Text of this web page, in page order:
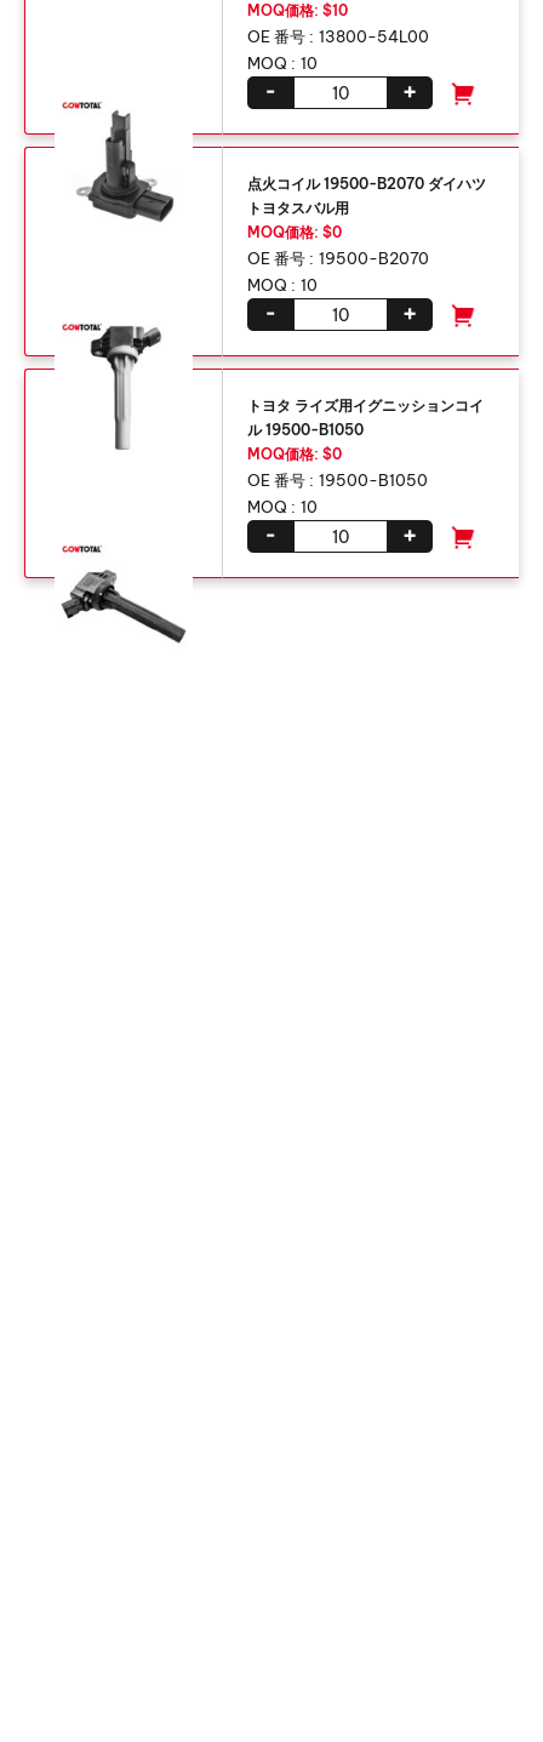
MOQ価格: $10
OE 番号 : 13800-54L00
MOQ : 10
+
-
点火コイル 19500-B2070 ダイハツ
トヨタスバル用
MOQ価格: $0
OE 番号 : 19500-B2070
MOQ : 10
+
-
トヨタ ライズ用イグニッションコイ
ル 19500-B1050
MOQ価格: $0
OE 番号 : 19500-B1050
MOQ : 10
+
-